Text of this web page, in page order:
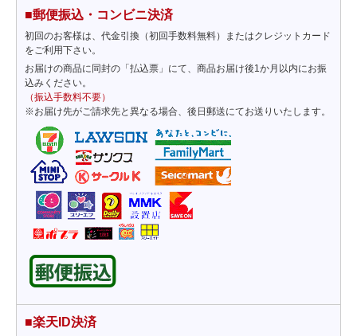
■郵便振込・コンビニ決済
初回のお客様は、代金引換（初回手数料無料）またはクレジットカード
をご利用下さい。
お届けの商品に同封の「払込票」にて、商品お届け後1か月以内にお振
込みください。
（振込手数料不要）
※お届け先がご請求先と異なる場合、後日郵送にてお送りいたします。
■楽天ID決済